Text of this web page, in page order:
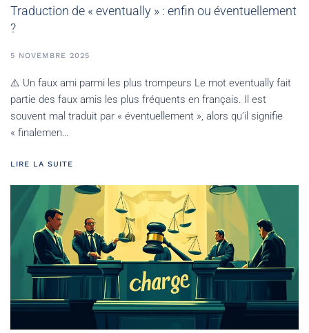
Traduction de « eventually » : enfin ou éventuellement
?
5 NOVEMBRE 2025
⚠️ Un faux ami parmi les plus trompeurs Le mot eventually fait
partie des faux amis les plus fréquents en français. Il est
souvent mal traduit par « éventuellement », alors qu’il signifie
« finalemen…
LIRE LA SUITE